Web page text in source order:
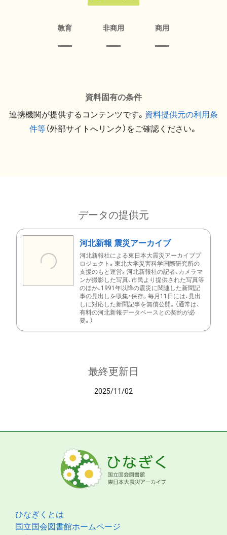
教育 非商用 商用
資料固有の条件
連携機関が提供するコンテンツです。 資料提供元の利用条
件等（外部サイトへリンク）をご確認ください。
データの提供元
河北新報 震災アーカイブ
河北新報社による東日本大震災アーカイブプ
ロジェクト。東北大学災害科学国際研究所の
支援のもと運営。河北新報社の記者、カメラマ
ンが撮影した写真、市民より提供された写真等
のほか、1991年以降の震災に関連した新聞記
事の見出しを収集・保存。毎月11日には、見出
しに対応した新聞記事を無償公開。（通常は、
有料の河北新報データベースとの契約が必
要。）
最終更新日
2025/11/02
ひなぎくとは
国立国会図書館ホームページ